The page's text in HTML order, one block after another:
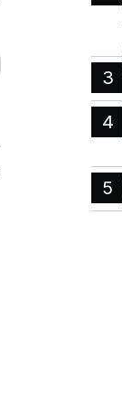
3
4
5